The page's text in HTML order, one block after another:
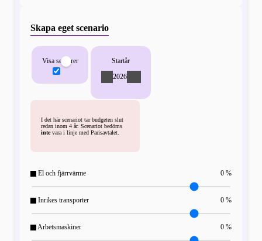
Skapa eget scenario
El och fjärrvärme 0 %
Inrikes transporter 0 %
Arbetsmaskiner 0 %
Visa sektorer Startår
2026
I det här scenariot tar budgeten slut
redan inom 4 år. Scenariot bedöms
intevara i linje med Parisavtalet.